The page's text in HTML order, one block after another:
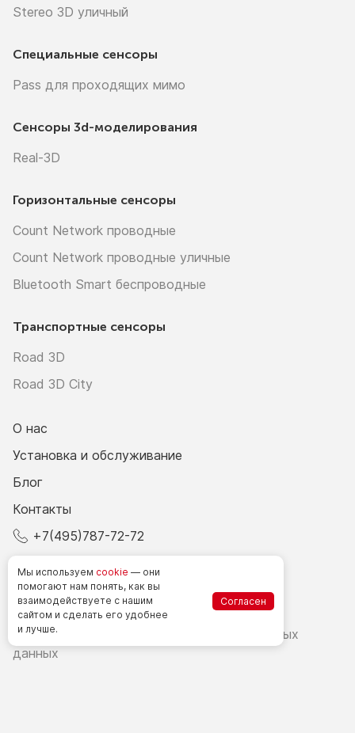
Stereo 3D уличный
Специальные сенсоры
Pass для проходящих мимо
Сенсоры 3d-моделирования
Real-3D
Горизонтальные сенсоры
Count Network проводные
Count Network проводные уличные
Bluetooth Smart беспроводные
Транспортные сенсоры
Road 3D
Road 3D City
О нас
Установка и обслуживание
Блог
Контакты
+7(495)787-72-72
Счетчики посетителей в РФ
Политика в области обработки персональных
данных
Мы используем cookie — они
помогают нам понять, как вы
взаимодействуете с нашим
сайтом и сделать его удобнее
и лучше.
Согласен